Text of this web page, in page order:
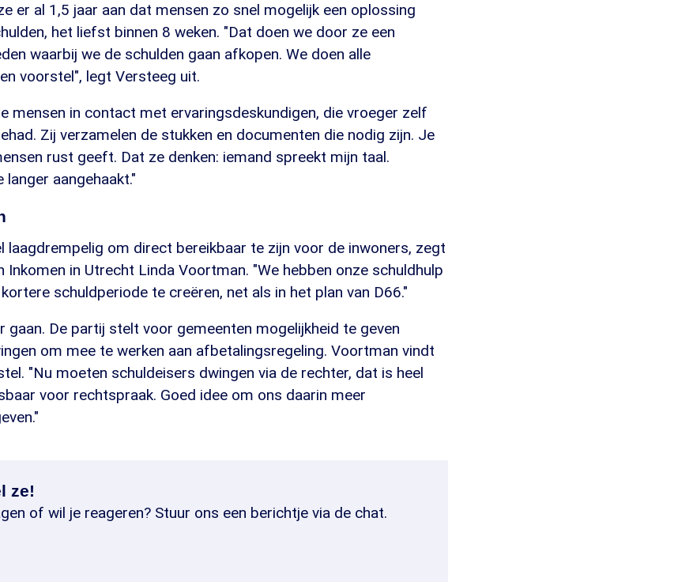
er al 1,5 jaar aan dat mensen zo snel mogelijk een oplossing
het liefst binnen 8 weken. "Dat doen we door ze een
waarbij we de schulden gaan afkopen. We doen alle
voorstel", legt Versteeg uit.
mensen in contact met ervaringsdeskundigen, die vroeger zelf
Zij verzamelen de stukken en documenten die nodig zijn. Je
rust geeft. Dat ze denken: iemand spreekt mijn taal.
langer aangehaakt."
laagdrempelig om direct bereikbaar te zijn voor de inwoners, zegt
Inkomen in Utrecht Linda Voortman. "We hebben onze schuldhulp
schuldperiode te creëren, net als in het plan van D66."
gaan. De partij stelt voor gemeenten mogelijkheid te geven
om mee te werken aan afbetalingsregeling. Voortman vindt
"Nu moeten schuldeisers dwingen via de rechter, dat is heel
voor rechtspraak. Goed idee om ons daarin meer
ze!
of wil je reageren? Stuur ons een berichtje via de chat.